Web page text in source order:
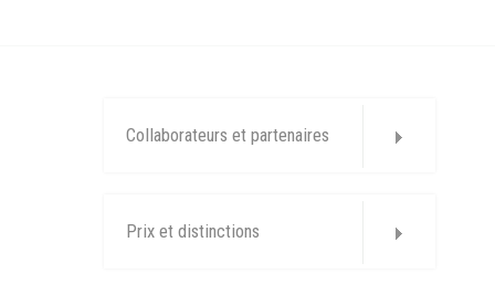
Collaborateurs et partenaires
Prix et distinctions